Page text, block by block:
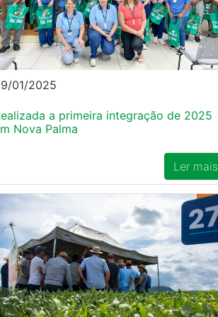
01/2025
a primeira integração de 2025
Nova Palma
Ler mais